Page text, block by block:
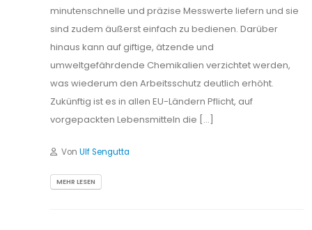
minutenschnelle und präzise Messwerte liefern und sie
sind zudem äußerst einfach zu bedienen. Darüber
hinaus kann auf giftige, ätzende und
umweltgefährdende Chemikalien verzichtet werden,
was wiederum den Arbeitsschutz deutlich erhöht.
Zukünftig ist es in allen EU-Ländern Pflicht, auf
vorgepackten Lebensmitteln die […]
Von Ulf Sengutta
MEHR LESEN